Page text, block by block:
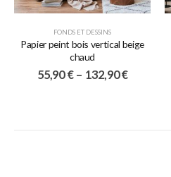
FONDS ET DESSINS
Papier peint bois vertical beige
chaud
55,90€ – 132,90€